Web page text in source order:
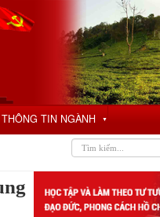
THÔNG TIN NGÀNH ▼